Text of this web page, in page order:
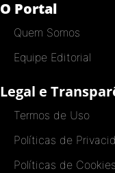
O Portal
Quem Somos
Equipe Editorial
Legal e
Termos de Uso
Políticas de
Políticas de Cookies